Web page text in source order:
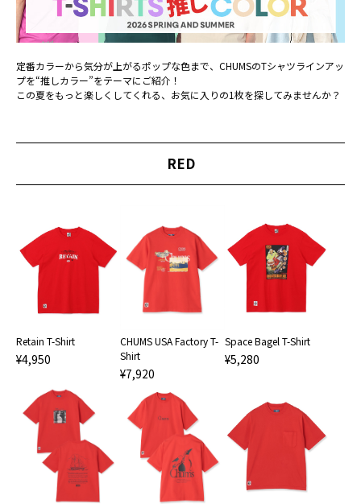
定番カラーから気分が上がるポップな色まで、CHUMSのTシャツラインアッ
プを“推しカラー”をテーマにご紹介！
この夏をもっと楽しくしてくれる、お気に入りの1枚を探してみませんか？
RED
Retain T-Shirt
¥4,950
CHUMS USA Factory T-
Shirt
¥7,920
Space Bagel T-Shirt
¥5,280